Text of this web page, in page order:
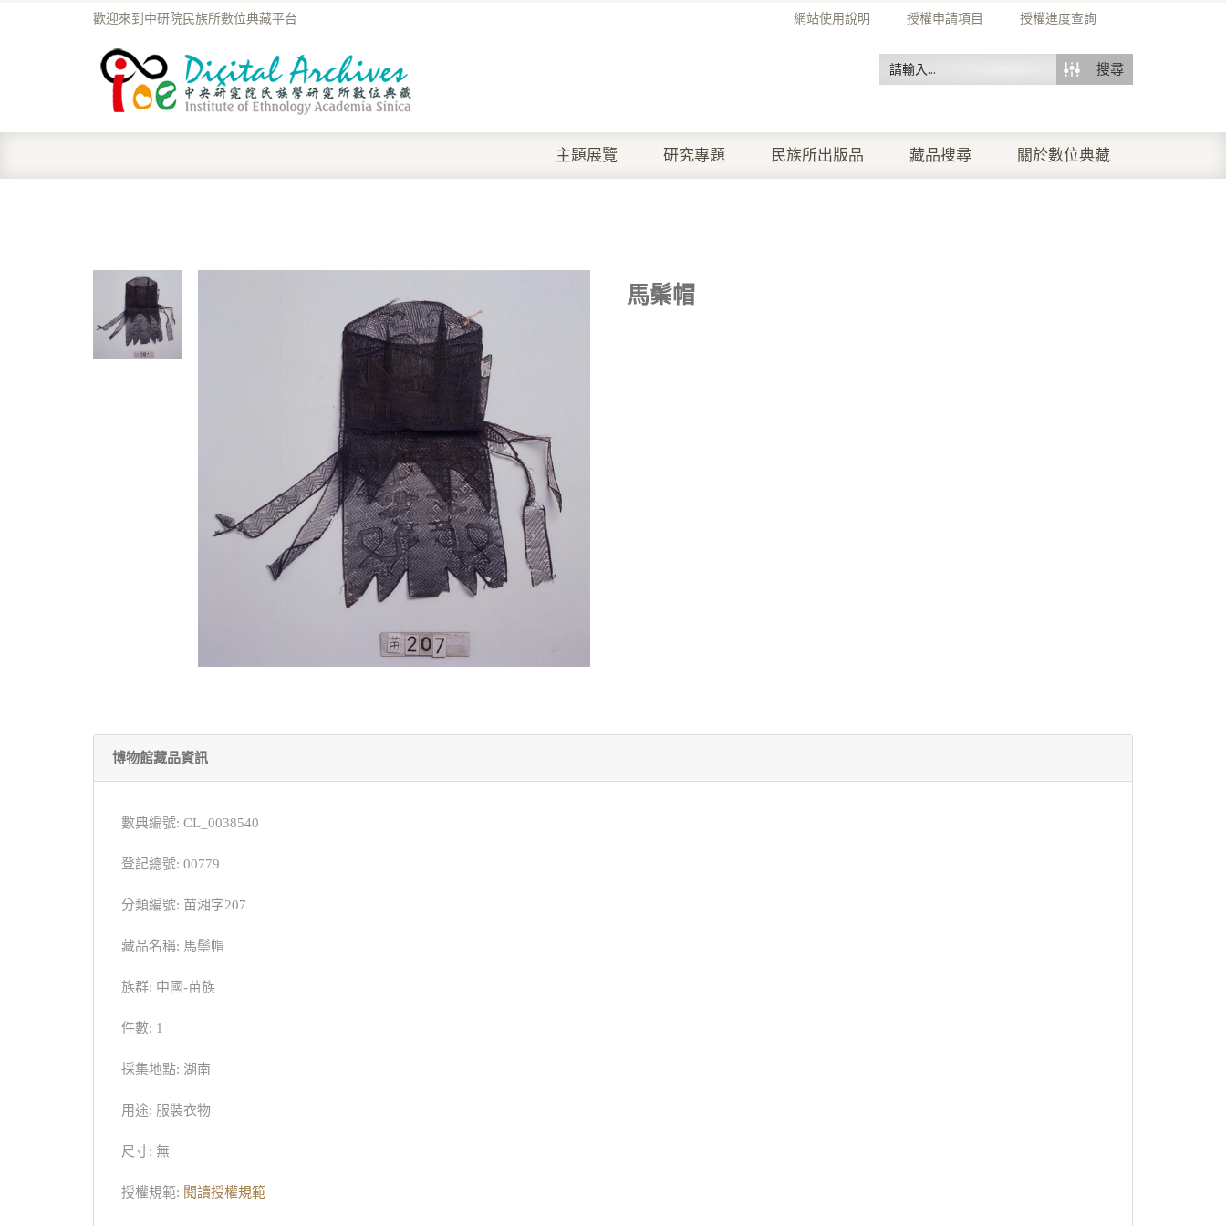
網站使用說明 授權申請項目 授權進度查詢
歡迎來到中研院民族所數位典藏平台
搜尋
主題展覽 研究專題 民族所出版品 藏品搜尋 關於數位典藏
馬鬃帽
博物館藏品資訊
數典編號: CL_0038540
登記總號: 00779
分類編號: 苗湘字207
藏品名稱: 馬鬃帽
族群: 中國-苗族
件數: 1
採集地點: 湖南
用途: 服裝衣物
尺寸: 無
授權規範: 閱讀授權規範